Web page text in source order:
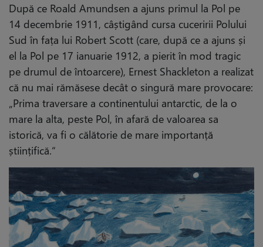
După ce Roald Amundsen a ajuns primul la Pol pe
14 decembrie 1911, câștigând cursa cuceririi Polului
Sud în fața lui Robert Scott (care, după ce a ajuns și
el la Pol pe 17 ianuarie 1912, a pierit în mod tragic
pe drumul de întoarcere), Ernest Shackleton a realizat
că nu mai rămăsese decât o singură mare provocare:
„Prima traversare a continentului antarctic, de la o
mare la alta, peste Pol, în afară de valoarea sa
istorică, va fi o călătorie de mare importanță
științifică.“